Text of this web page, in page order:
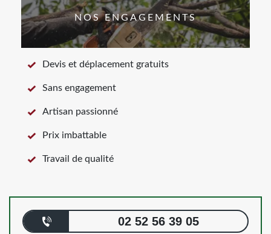
NOS ENGAGEMENTS
Devis et déplacement gratuits
Sans engagement
Artisan passionné
Prix imbattable
Travail de qualité
02 52 56 39 05